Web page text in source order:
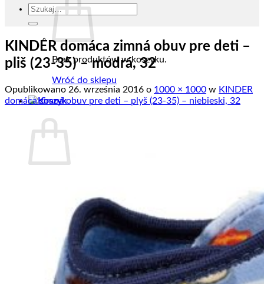
Brak produktów w koszyku.
Wróć do sklepu
Wróć do sklepu
Szukaj:
KINDER domáca zimná obuv pre deti –
pliš (23-35) – modrá, 32
Opublikowano 26. września 2016 o 1000 × 1000 w KINDER
domáca zimná obuv pre deti – plyš (23-35) – niebieski, 32